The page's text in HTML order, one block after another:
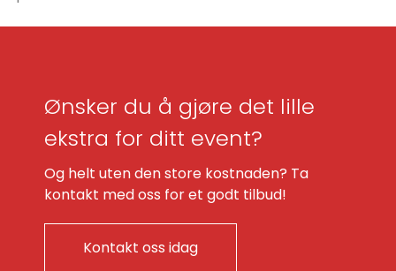
Ønsker du å gjøre det lille
ekstra for ditt event?
Og helt uten den store kostnaden? Ta
kontakt med oss for et godt tilbud!
Kontakt oss idag